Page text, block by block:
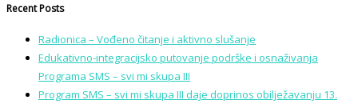
Recent Posts
Radionica – Vođeno čitanje i aktivno slušanje
Edukativno-integracijsko putovanje podrške i osnaživanja
Programa SMS – svi mi skupa III
Program SMS – svi mi skupa III daje doprinos obilježavanju 13.